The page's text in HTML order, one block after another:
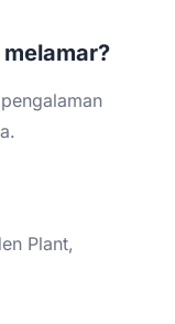
Plant,